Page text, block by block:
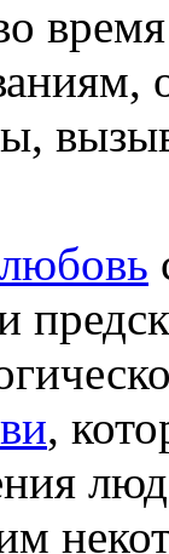
любовь
,